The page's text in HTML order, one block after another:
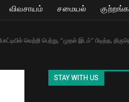
விவசாயம் சமையல்
வெற்றி பெற்று, “முதல் இடம்” பிடித்த,
STAY WITH US